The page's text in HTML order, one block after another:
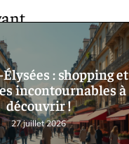
: shopping et
incontournables à
découvrir !
27 juillet 2026